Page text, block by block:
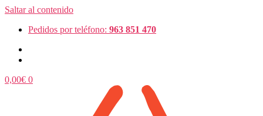
Saltar al contenido
Pedidos por teléfono: 963 851 470
0,00€ 0